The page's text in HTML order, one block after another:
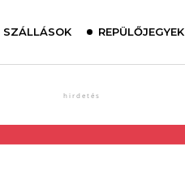
SZÁLLÁSOK REPÜLŐJEGYEK